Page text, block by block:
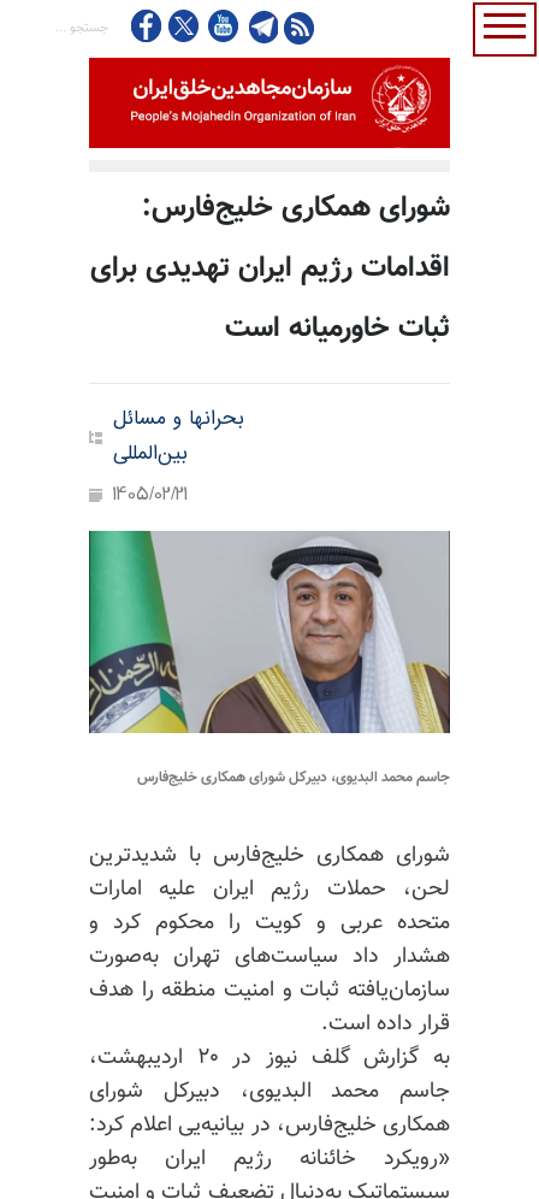
شورای همکاری خلیج‌فارس:
اقدامات رژیم ایران تهدیدی برای
ثبات خاورمیانه است
بحرانها و مسائل
بین‌المللی
1405/02/21
جاسم محمد البدیوی، دبیرکل شورای همکاری خلیج‌فارس
شورای همکاری خلیج‌فارس با شدیدترین
لحن، حملات رژیم ایران علیه امارات
متحده عربی و کویت را محکوم کرد و
هشدار داد سیاست‌های تهران به‌صورت
سازمان‌یافته ثبات و امنیت منطقه را هدف
قرار داده است.
به گزارش گلف نیوز در ۲۰ اردیبهشت،
جاسم محمد البدیوی، دبیرکل شورای
همکاری خلیج‌فارس، در بیانیه‌یی اعلام کرد:
«رویکرد خائنانه رژیم ایران به‌طور